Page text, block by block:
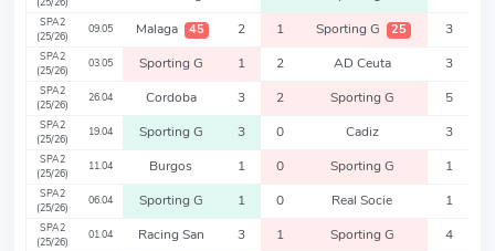
SPA2
(25/26)
09.05 Malaga 45 2 1 Sporting G 25 3
SPA2
(25/26)
03.05 Sporting G 1 2 AD Ceuta 3
SPA2
(25/26)
26.04 Cordoba 3 2 Sporting G 5
SPA2
(25/26)
19.04 Sporting G 3 0 Cadiz 3
SPA2
(25/26)
11.04 Burgos 1 0 Sporting G 1
SPA2
(25/26)
06.04 Sporting G 1 0 Real Socie 1
SPA2
(25/26)
01.04 Racing San 3 1 Sporting G 4